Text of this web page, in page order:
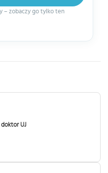
– zobaczy go tylko ten
UJ